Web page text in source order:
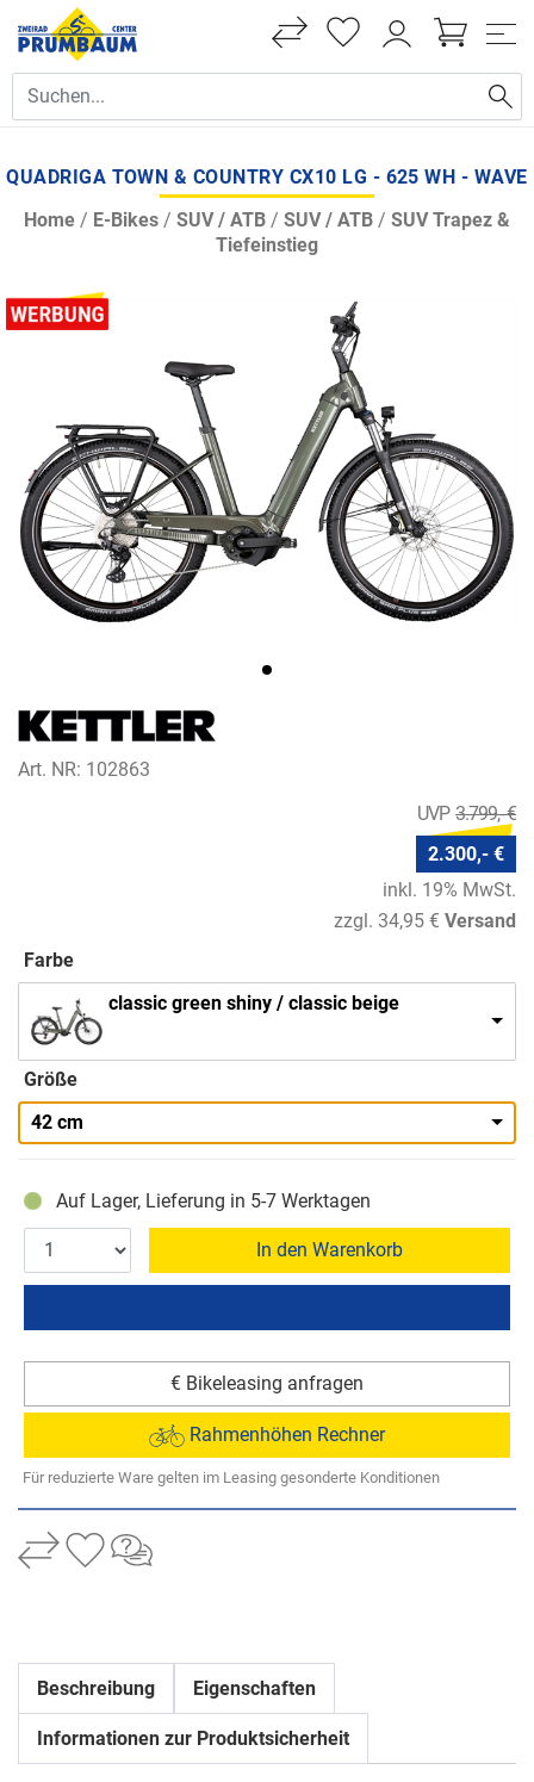
QUADRIGA TOWN & COUNTRY CX10 LG - 625 WH - WAVE
Home / E-Bikes / SUV / ATB / SUV / ATB / SUV Trapez &
Tiefeinstieg
Art. NR: 102863
3.799,- €
2.300,- €
inkl. 19% MwSt.
zzgl. 34,95 € Versand
Farbe
classic green shiny / classic beige
Größe
42 cm
Auf Lager, Lieferung in 5-7 Werktagen
In den Warenkorb
€ Bikeleasing anfragen
Rahmenhöhen Rechner
Für reduzierte Ware gelten im Leasing gesonderte Konditionen
Beschreibung Eigenschaften
Informationen zur Produktsicherheit